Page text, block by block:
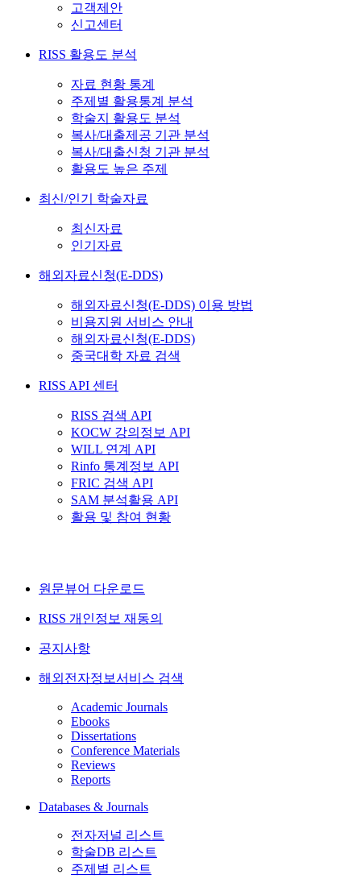
고객제안
신고센터
RISS 활용도 분석
자료 현황 통계
주제별 활용통계 분석
학술지 활용도 분석
복사/대출제공 기관 분석
복사/대출신청 기관 분석
활용도 높은 주제
최신/인기 학술자료
최신자료
인기자료
해외자료신청(E-DDS)
해외자료신청(E-DDS) 이용 방법
비용지원 서비스 안내
해외자료신청(E-DDS)
중국대학 자료 검색
RISS API 센터
RISS 검색 API
KOCW 강의정보 API
WILL 연계 API
Rinfo 통계정보 API
FRIC 검색 API
SAM 분석활용 API
활용 및 참여 현황
원문뷰어 다운로드
RISS 개인정보 재동의
공지사항
해외전자정보서비스 검색
Academic Journals
Ebooks
Dissertations
Conference Materials
Reviews
Reports
Databases & Journals
전자저널 리스트
학술DB 리스트
주제별 리스트